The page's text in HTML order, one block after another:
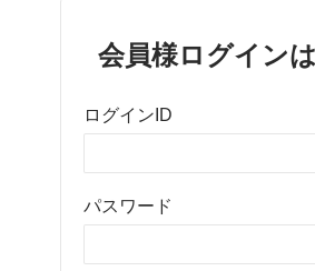
会員様ログイン
ログインID
パスワード